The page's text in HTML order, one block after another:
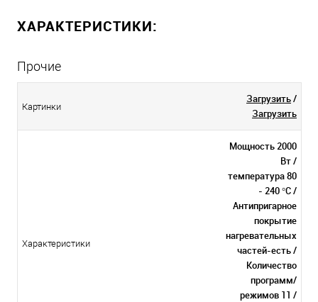
ХАРАКТЕРИСТИКИ:
Прочие
Картинки
Загрузить/
Загрузить
Характеристики
Мощность 2000
Вт /
температура 80
- 240 °С /
Антипригарное
покрытие
нагревательных
частей-есть /
Количество
программ/
режимов 11 /